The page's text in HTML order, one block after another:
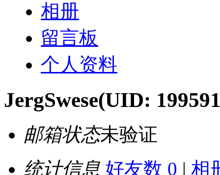
相册
留言板
个人资料
JergSwese(UID:
邮箱状态未验证
统计信息 好友数 0 | 相